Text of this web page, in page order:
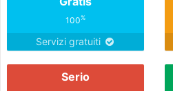
100%
Servizi gratuiti
Serio